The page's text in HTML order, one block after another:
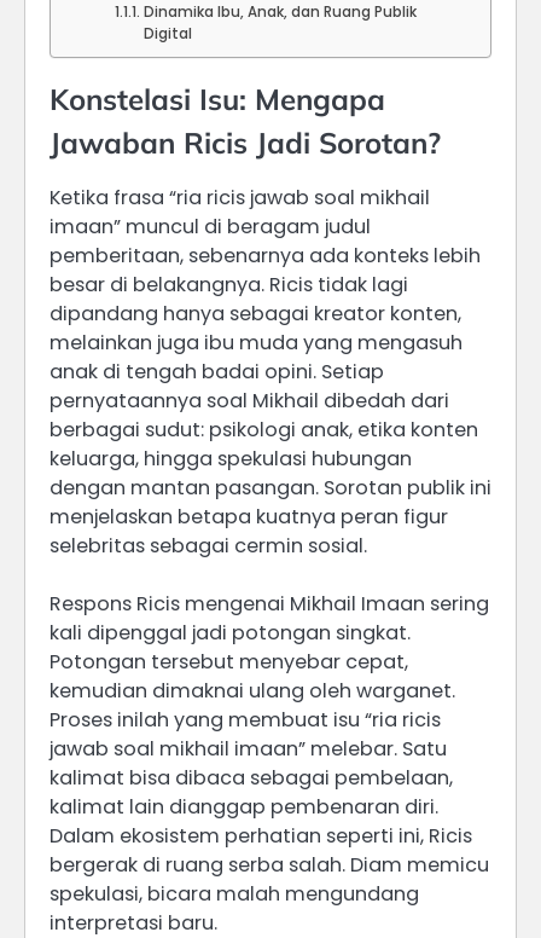
Dinamika Ibu, Anak, dan Ruang Publik
Digital
Konstelasi Isu: Mengapa
Jawaban Ricis Jadi Sorotan?
Ketika frasa “ria ricis jawab soal mikhail
imaan” muncul di beragam judul
pemberitaan, sebenarnya ada konteks lebih
besar di belakangnya. Ricis tidak lagi
dipandang hanya sebagai kreator konten,
melainkan juga ibu muda yang mengasuh
anak di tengah badai opini. Setiap
pernyataannya soal Mikhail dibedah dari
berbagai sudut: psikologi anak, etika konten
keluarga, hingga spekulasi hubungan
dengan mantan pasangan. Sorotan publik ini
menjelaskan betapa kuatnya peran figur
selebritas sebagai cermin sosial.
Respons Ricis mengenai Mikhail Imaan sering
kali dipenggal jadi potongan singkat.
Potongan tersebut menyebar cepat,
kemudian dimaknai ulang oleh warganet.
Proses inilah yang membuat isu “ria ricis
jawab soal mikhail imaan” melebar. Satu
kalimat bisa dibaca sebagai pembelaan,
kalimat lain dianggap pembenaran diri.
Dalam ekosistem perhatian seperti ini, Ricis
bergerak di ruang serba salah. Diam memicu
spekulasi, bicara malah mengundang
interpretasi baru.